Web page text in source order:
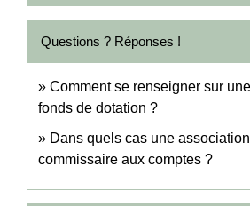
Questions ? Réponses !
Comment se renseigner sur
fonds de dotation ?
Dans quels cas une
commissaire aux comptes ?